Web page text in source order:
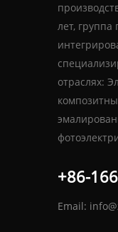
лет, группа
отраслях:
+86-
Email: